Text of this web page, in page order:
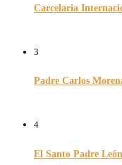
Carcelaria
3
Padre Carlos
4
El Santo Padre